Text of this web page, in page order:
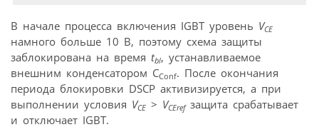
В начале процесса включения IGBT уровень VCE
намного больше 10 В, поэтому схема защиты
заблокирована на время tbl, устанавливаемое
внешним конденсатором CConf. После окончания
периода блокировки DSCP активизируется, а при
выполнении условия VCE > VCErefзащита срабатывает
и отключает IGBT.